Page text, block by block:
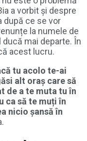
a vorbit și despre
după ce se vor
la numele de
mai departe. În
acest lucru.
tu acolo te-ai
alt oraș care să
de a te muta tu în
ca să te muți în
nicio șansă în